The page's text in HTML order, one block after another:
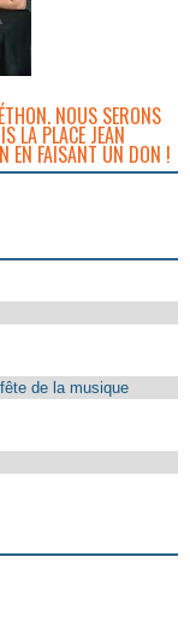
NOUS SERONS
LA PLACE JEAN
EN FAISANT UN DON !
de la musique